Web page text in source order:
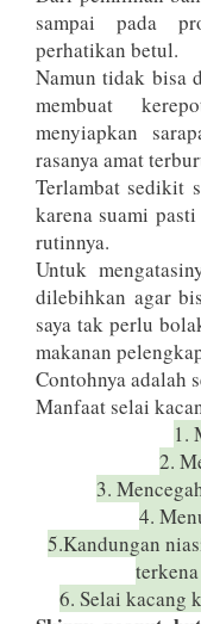
sampai pada
perhatikan betul.
Namun tidak bisa
membuat
menyiapkan
rasanya amat
Terlambat sedikit
karena suami
rutinnya.
Untuk
dilebihkan agar
saya tak perlu
makanan
Contohnya adalah
Manfaat selai
1.
2.
3.
4.
5.Kandungan
6. Selai kacang